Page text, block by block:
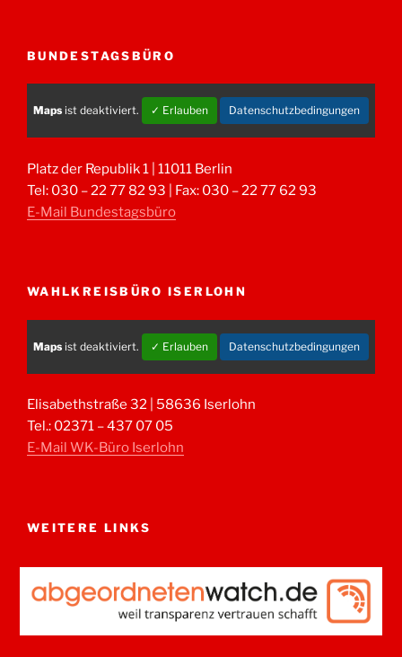
BUNDESTAGSBÜRO
Maps ist deaktiviert. ✓ Erlauben Datenschutzbedingungen
Platz der Republik 1 | 11011 Berlin
Tel: 030 – 22 77 82 93 | Fax: 030 – 22 77 62 93
E-Mail Bundestagsbüro
WAHLKREISBÜRO ISERLOHN
Maps ist deaktiviert. ✓ Erlauben Datenschutzbedingungen
Elisabethstraße 32 | 58636 Iserlohn
Tel.: 02371 – 437 07 05
E-Mail WK-Büro Iserlohn
WEITERE LINKS